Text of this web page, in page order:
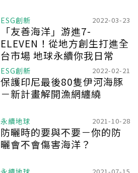
ESG創新 2022-03-23
「友善海洋」游進7-
ELEVEN！從地方創生打進全
台市場 地球永續你我日常
ESG創新 2022-02-21
保護印尼最後80隻伊河海豚
－新計畫解開漁網纏繞
永續地球 2021-10-28
防曬時的要與不要－你的防
曬會不會傷害海洋？